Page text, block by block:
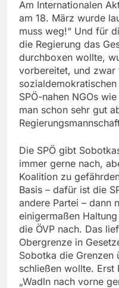
Am Internationalen
am 18. März wurde
muss weg!“ Und für
die Regierung das
durchboxen wollte,
vorbereitet, und zwar
SPÖ-nahen NGOs
man schon sehr gut
Die SPÖ gibt
immer gerne nach,
Koalition zu
Basis – dafür ist die
andere Partei – dann
einigermaßen
die ÖVP nach. Das
Obergrenze in
Sobotka die Grenzen
schließen wollte. Erst
„Wadln nach vorne